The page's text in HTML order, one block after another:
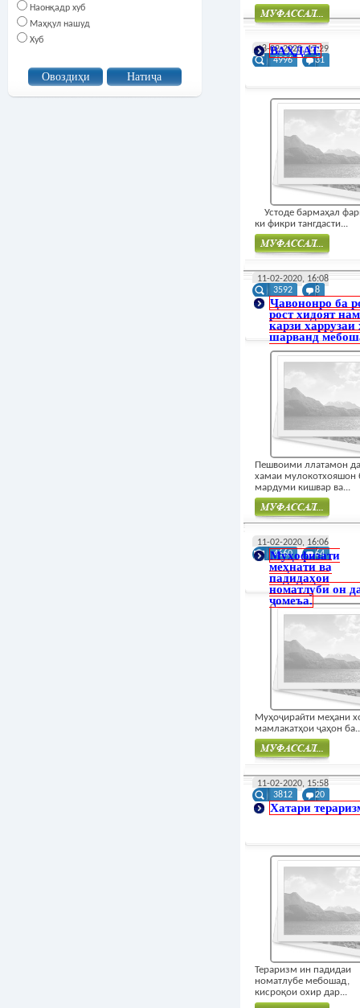
Наонқадр хуб
Маҳқул нашуд
Хуб
18-02-2020, 17:29
4996
31
ВАҲДАТ.
Устоде бармаҳал
ки фикри тангдасти...
Муфасал
11-02-2020, 16:08
3592
8
Ҷавононро ба
рост хидоят
карзи харрузаи
шарванд
Пешвоими ллатамон
хамаи мулокотхояшон
мардуми кишвар ва...
11-02-2020, 16:06
4660
64
Муҳофизати
меҳнати ва
падидаҳои
номатлуби он
ҷомеъа.
Муҳоҷираӣти меҳани
мамлакатҳои ҷаҳон
Муфасал
11-02-2020, 15:58
3812
20
Хатари
Тераризм ин падидаи
номатлубе мебошад,
кисроқои охир дар...